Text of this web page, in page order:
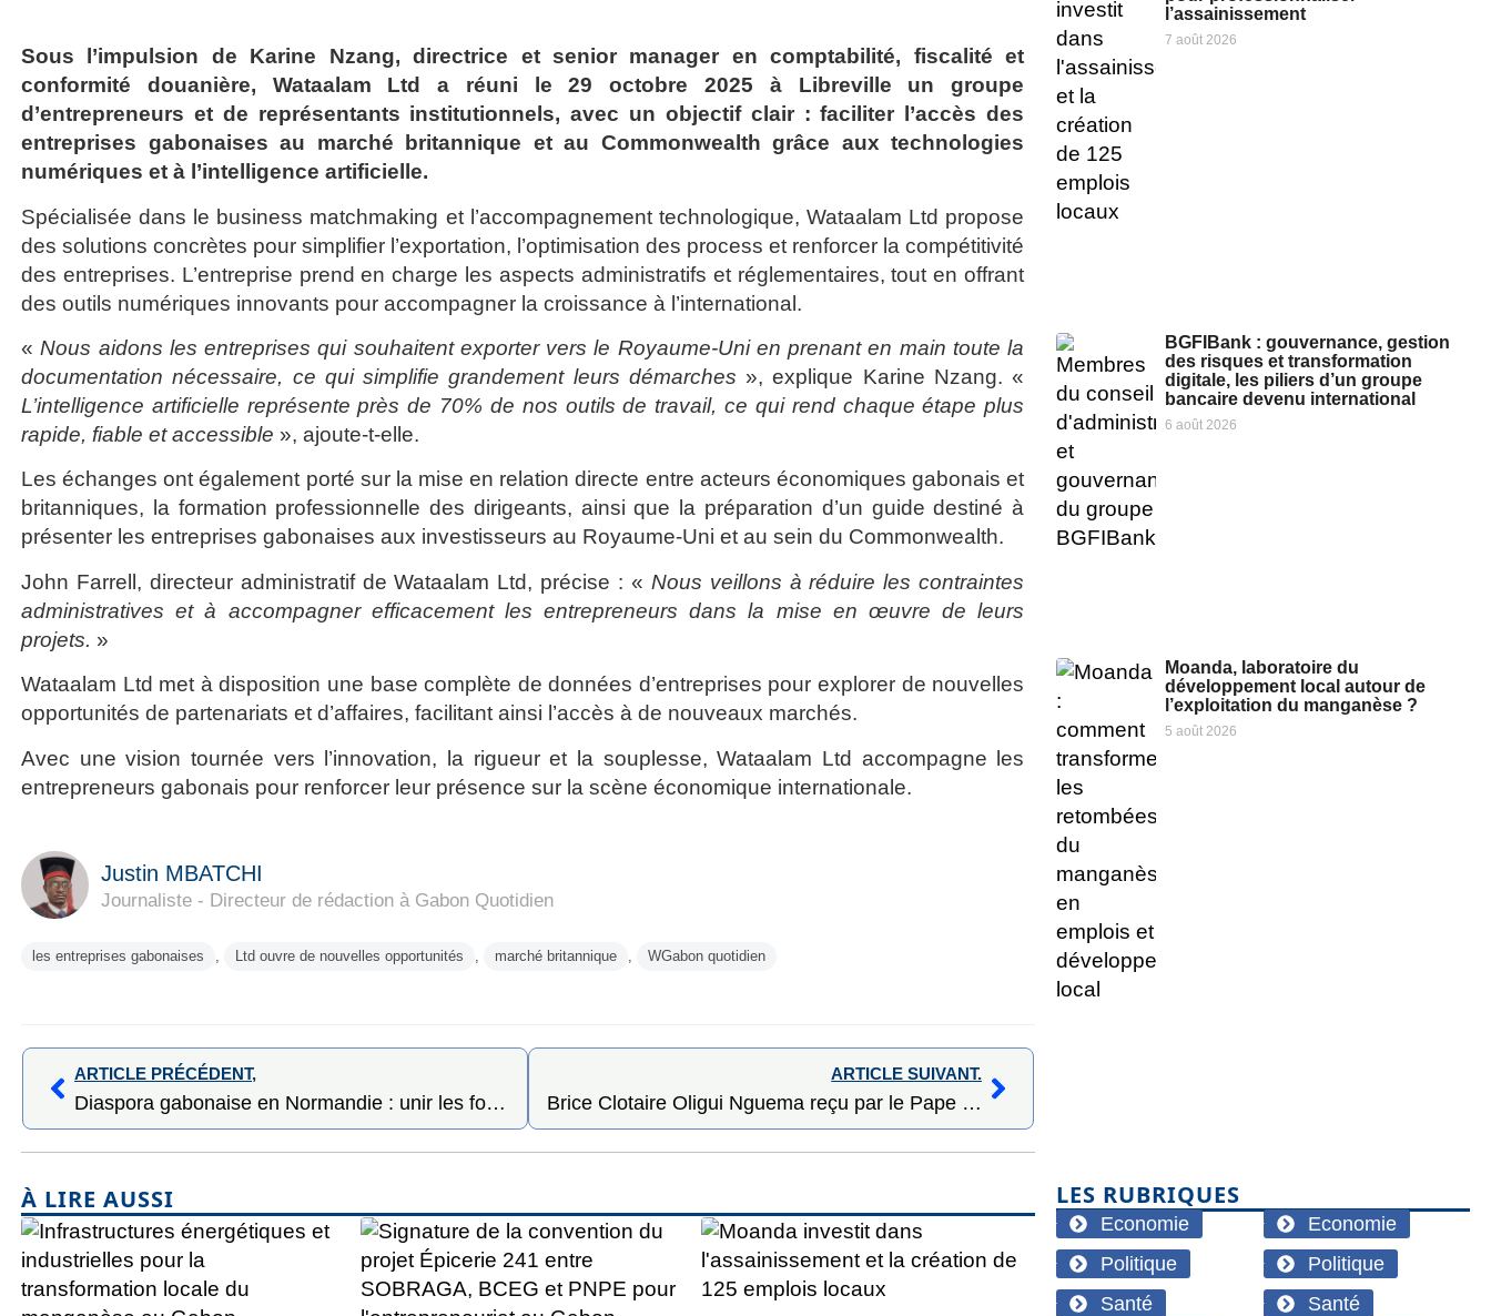
Sous l’impulsion de Karine Nzang, directrice et senior manager en comptabilité, fiscalité et
conformité douanière, Wataalam Ltd a réuni le 29 octobre 2025 à Libreville un groupe
d’entrepreneurs et de représentants institutionnels, avec un objectif clair : faciliter l’accès des
entreprises gabonaises au marché britannique et au Commonwealth grâce aux technologies
numériques et à l’intelligence artificielle.
Spécialisée dans le business matchmaking et l’accompagnement technologique, Wataalam Ltd propose
des solutions concrètes pour simplifier l’exportation, l’optimisation des process et renforcer la compétitivité
des entreprises. L’entreprise prend en charge les aspects administratifs et réglementaires, tout en offrant
des outils numériques innovants pour accompagner la croissance à l’international.
«Nous aidons les entreprises qui souhaitent exporter vers le Royaume-Uni en prenant en main toute la
documentation nécessaire, ce qui simplifie grandement leurs démarches », explique Karine Nzang. «
L’intelligence artificielle représente près de 70% de nos outils de travail, ce qui rend chaque étape plus
rapide, fiable et accessible », ajoute-t-elle.
Les échanges ont également porté sur la mise en relation directe entre acteurs économiques gabonais et
britanniques, la formation professionnelle des dirigeants, ainsi que la préparation d’un guide destiné à
présenter les entreprises gabonaises aux investisseurs au Royaume-Uni et au sein du Commonwealth.
John Farrell, directeur administratif de Wataalam Ltd, précise : « Nous veillons à réduire les contraintes
administratives et à accompagner efficacement les entrepreneurs dans la mise en œuvre de leurs
projets. »
Wataalam Ltd met à disposition une base complète de données d’entreprises pour explorer de nouvelles
opportunités de partenariats et d’affaires, facilitant ainsi l’accès à de nouveaux marchés.
Avec une vision tournée vers l’innovation, la rigueur et la souplesse, Wataalam Ltd accompagne les
entrepreneurs gabonais pour renforcer leur présence sur la scène économique internationale.
Justin MBATCHI
Journaliste - Directeur de rédaction à Gabon Quotidien
les entreprises gabonaises Ltd ouvre de nouvelles opportunités marché britannique WGabon quotidien
ARTICLE PRÉCÉDENT,
Diaspora gabonaise en Normandie : unir les forces pour bâtir un Gabon innovant et prospère
ARTICLE SUIVANT.
Brice Clotaire Oligui Nguema reçu par le Pape Léon XIV : le Gabon réaffirme sa vocation de paix et de fraternité universelle
À LIRE AUSSI
l’assainissement
7 août 2026
BGFIBank : gouvernance, gestion
des risques et transformation
digitale, les piliers d’un groupe
bancaire devenu international
6 août 2026
Moanda, laboratoire du
développement local autour de
l’exploitation du manganèse ?
5 août 2026
LES RUBRIQUES
Economie
Politique
Santé
Economie
Politique
Santé